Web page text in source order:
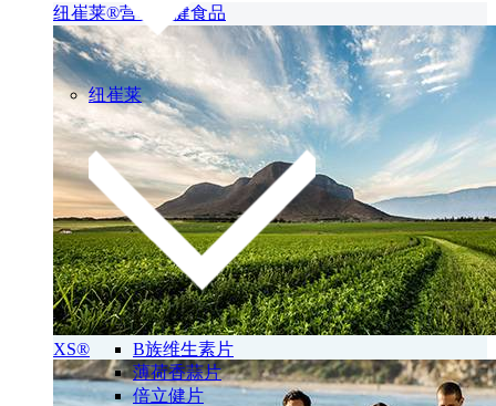
纽崔莱®营养保健食品
XS®
纽崔莱
B族维生素片
薄荷香蒜片
倍立健片